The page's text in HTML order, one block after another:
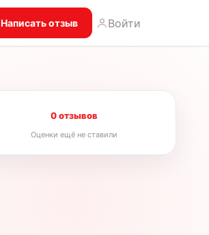
Написать отзыв Войти
0 отзывов
Оценки ещё не ставили